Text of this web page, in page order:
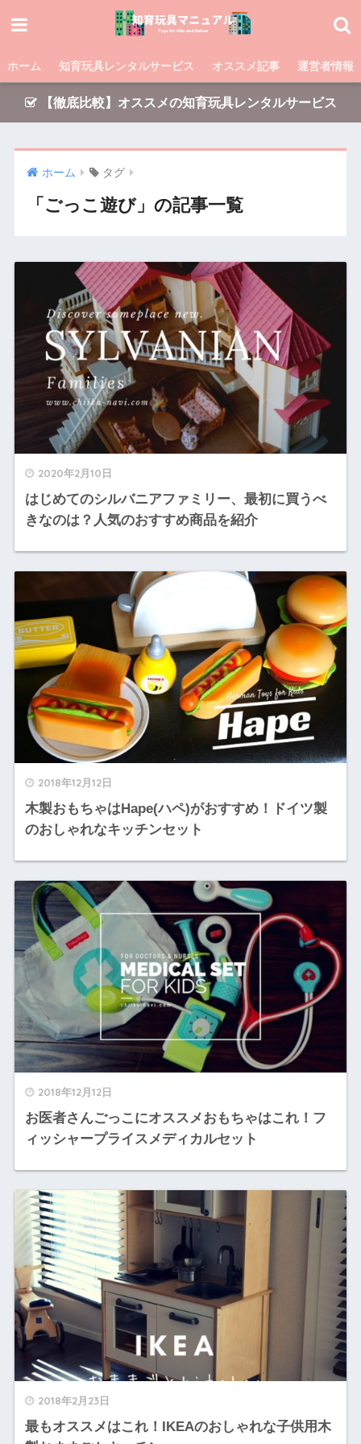
ホーム 知育玩具レンタルサービス オススメ記事 運営者情報
【徹底比較】オススメの知育玩具レンタルサービス
ホーム タグ
「ごっこ遊び」の記事一覧
2020年2月10日
はじめてのシルバニアファミリー、最初に買うべ
きなのは？人気のおすすめ商品を紹介
2018年12月12日
木製おもちゃはHape(ハペ)がおすすめ！ドイツ製
のおしゃれなキッチンセット
2018年12月12日
お医者さんごっこにオススメおもちゃはこれ！フ
ィッシャープライスメディカルセット
2018年2月23日
最もオススメはこれ！IKEAのおしゃれな子供用木